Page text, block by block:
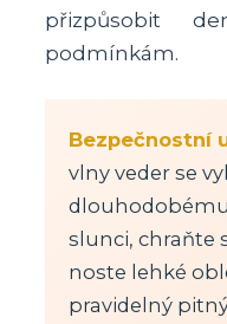
přizpůsobit
podmínkám.
Bezpečnostní
vlny veder se
slunci, chraňte
noste lehké
pravidelný